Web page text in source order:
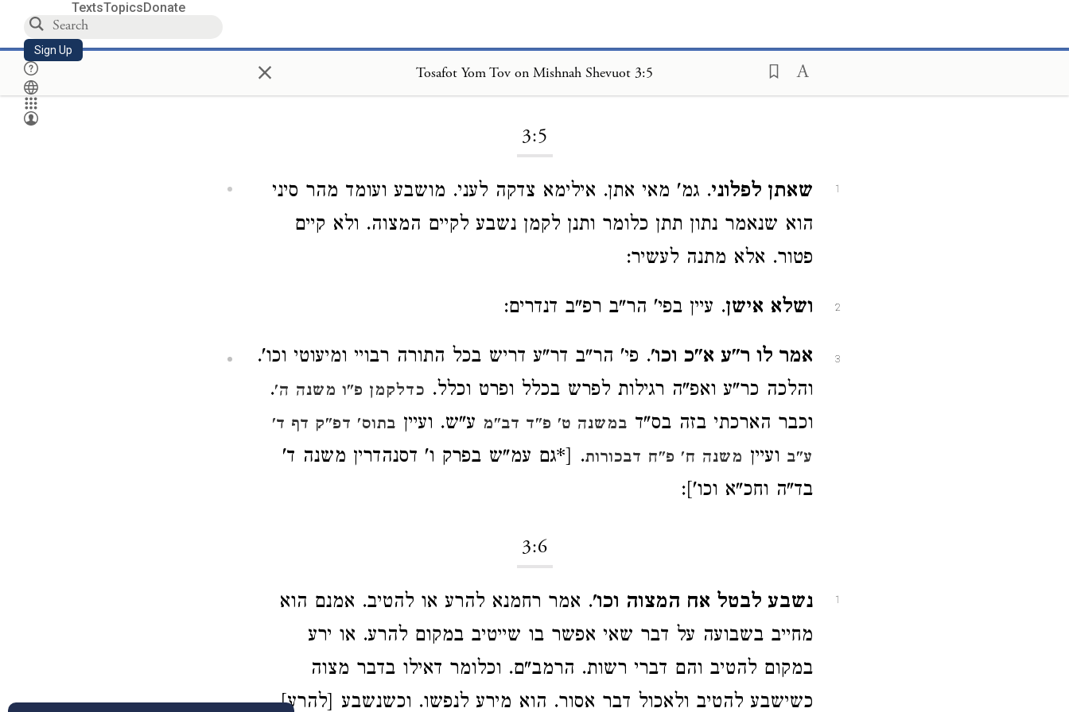
TextsTopicsDonate
Sign Up × Tosafot Yom Tov on Mishnah Shevuot 3:5
3:5
1 שאתן לפלוני. גמ' מאי אתן. אילימא צדקה לעני. מושבע ועומד מהר סיני
הוא שנאמר נתון תתן כלומר ותנן לקמן נשבע לקיים המצוה. ולא קיים
פטור. אלא מתנה לעשיר:
2 ושלא אישן. עיין בפי' הר"ב רפ"ב דנדרים:
3 אמר לו ר"ע א"כ וכו'. פי' הר"ב דר"ע דריש בכל התורה רבויי ומיעוטי וכו'.
והלכה כר"ע ואפ"ה רגילות לפרש בכלל ופרט וכלל. כדלקמן פ"ו משנה ה'.
וכבר הארכתי בזה בס"ד במשנה ט' פ"ד דב"מ ע"ש. ועיין בתוס' דפ"ק דף ד'
ע"ב ועיין משנה ח' פ"ח דבכורות. [*גם עמ"ש בפרק ו' דסנהדרין משנה ד'
בד"ה וחכ"א וכו']:
3:6
1 נשבע לבטל אח המצוה וכו'. אמר רחמנא להרע או להטיב. אמנם הוא
מחייב בשבועה על דבר שאי אפשר בו שייטיב במקום להרע. או ירע
במקום להטיב והם דברי רשות. הרמב"ם. וכלומר דאילו בדבר מצוה
כשישבע להטיב ולאכול דבר אסור. הוא מירע לנפשו. וכשנשבע [להרע]